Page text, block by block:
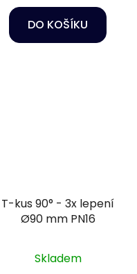
DO KOŠÍKU
T-kus 90° - 3x lepení
Ø90 mm PN16
Skladem